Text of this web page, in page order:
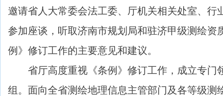
邀请省人大常委会法工委、厅机关相关处室、行
参加座谈，听取济南市规划局和驻济甲级测绘资
例》修订工作的主要意见和建议。
省厅高度重视《条例》修订工作，成立专门
组。面向全省测绘地理信息主管部门及各等级测